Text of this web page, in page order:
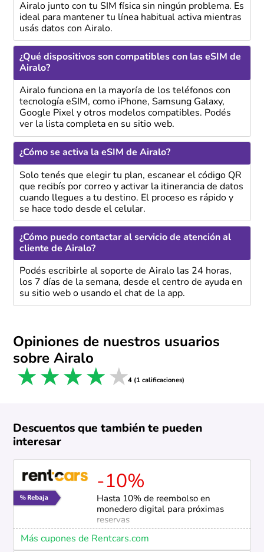
Airalo junto con tu SIM física sin ningún problema. Es
ideal para mantener tu línea habitual activa mientras
usás datos con Airalo.
¿Qué dispositivos son compatibles con las eSIM de
Airalo?
Airalo funciona en la mayoría de los teléfonos con
tecnología eSIM, como iPhone, Samsung Galaxy,
Google Pixel y otros modelos compatibles. Podés
ver la lista completa en su sitio web.
¿Cómo se activa la eSIM de Airalo?
Solo tenés que elegir tu plan, escanear el código QR
que recibís por correo y activar la itinerancia de datos
cuando llegues a tu destino. El proceso es rápido y
se hace todo desde el celular.
¿Cómo puedo contactar al servicio de atención al
cliente de Airalo?
Podés escribirle al soporte de Airalo las 24 horas,
los 7 días de la semana, desde el centro de ayuda en
su sitio web o usando el chat de la app.
Opiniones de nuestros usuarios
sobre Airalo
5 stars
4 stars
3 stars
2 stars
1 star 4 (1 calificaciones)
Descuentos que también te pueden
interesar
-10%
Hasta 10% de reembolso en
monedero digital para próximas
reservas
Más cupones de Rentcars.com